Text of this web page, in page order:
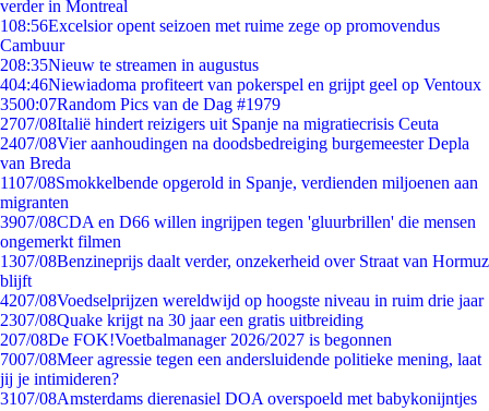
verder in Montreal
108:56Excelsior opent seizoen met ruime zege op promovendus
Cambuur
208:35Nieuw te streamen in augustus
404:46Niewiadoma profiteert van pokerspel en grijpt geel op Ventoux
3500:07Random Pics van de Dag #1979
2707/08Italië hindert reizigers uit Spanje na migratiecrisis Ceuta
2407/08Vier aanhoudingen na doodsbedreiging burgemeester Depla
van Breda
1107/08Smokkelbende opgerold in Spanje, verdienden miljoenen aan
migranten
3907/08CDA en D66 willen ingrijpen tegen 'gluurbrillen' die mensen
ongemerkt filmen
1307/08Benzineprijs daalt verder, onzekerheid over Straat van Hormuz
blijft
4207/08Voedselprijzen wereldwijd op hoogste niveau in ruim drie jaar
2307/08Quake krijgt na 30 jaar een gratis uitbreiding
207/08De FOK!Voetbalmanager 2026/2027 is begonnen
7007/08Meer agressie tegen een andersluidende politieke mening, laat
jij je intimideren?
3107/08Amsterdams dierenasiel DOA overspoeld met babykonijntjes